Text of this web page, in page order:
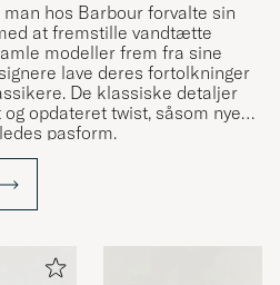
hos Barbour forvalte sin
at fremstille vandtætte
modeller frem fra sine
lave deres fortolkninger
De klassiske detaljer
opdateret twist, såsom nye
pasform.